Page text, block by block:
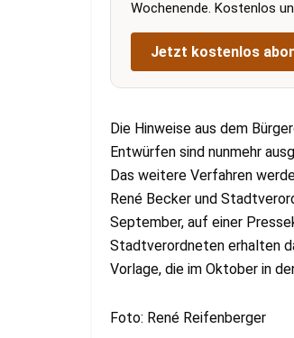
Wochenende. Kostenlos
Jetzt kostenlos
Die Hinweise aus dem
Entwürfen sind nunmehr
Das weitere Verfahren
René Becker und
September, auf einer
Stadtverordneten erhalten
Vorlage, die im Oktober in
Foto: René Reifenberger